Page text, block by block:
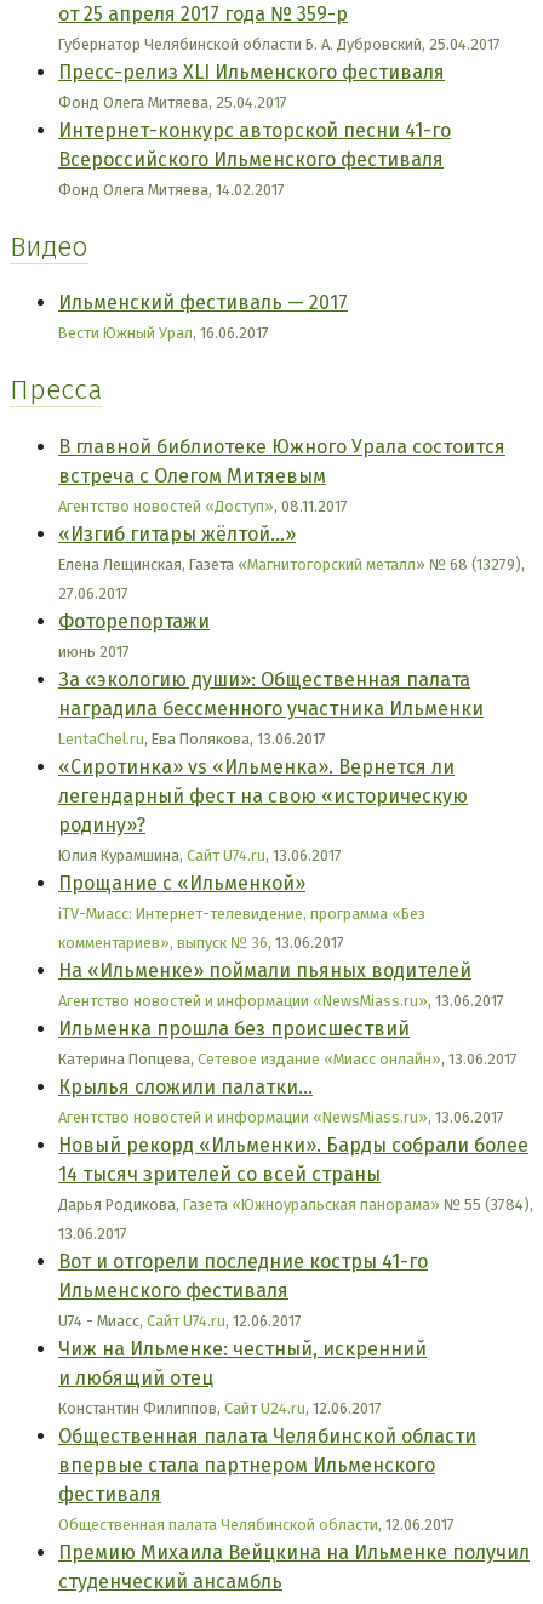
от 25 апреля 2017 года № 359-р
Губернатор Челябинской области Б. А. Дубровский, 25.04.2017
Пресс-релиз XLI Ильменского фестиваля
Фонд Олега Митяева, 25.04.2017
Интернет-конкурс авторской песни 41-го
Всероссийского Ильменского фестиваля
Фонд Олега Митяева, 14.02.2017
Видео
Ильменcкий фестиваль — 2017
Вести Южный Урал, 16.06.2017
Пресса
В главной библиотеке Южного Урала состоится
встреча с Олегом Митяевым
Агентство новостей «Доступ», 08.11.2017
«Изгиб гитары жёлтой…»
Елена Лещинская, Газета «Магнитогорский металл» № 68 (13279),
27.06.2017
Фоторепортажи
июнь 2017
За «экологию души»: Общественная палата
наградила бессменного участника Ильменки
LentaChel.ru, Ева Полякова, 13.06.2017
«Сиротинка» vs «Ильменка». Вернется ли
легендарный фест на свою «историческую
родину»?
Юлия Курамшина, Сайт U74.ru, 13.06.2017
Прощание с «Ильменкой»
iTV-Миасс: Интернет-телевидение, программа «Без
комментариев», выпуск № 36, 13.06.2017
На «Ильменке» поймали пьяных водителей
Агентство новостей и информации «NewsMiass.ru», 13.06.2017
Ильменка прошла без происшествий
Катерина Попцева, Cетевое издание «Миасс онлайн», 13.06.2017
Крылья сложили палатки...
Агентство новостей и информации «NewsMiass.ru», 13.06.2017
Новый рекорд «Ильменки». Барды собрали более
14 тысяч зрителей со всей страны
Дарья Родикова, Газета «Южноуральская панорама» № 55 (3784),
13.06.2017
Вот и отгорели последние костры 41-го
Ильменского фестиваля
U74 - Миасс, Сайт U74.ru, 12.06.2017
Чиж на Ильменке: честный, искренний
и любящий отец
Константин Филиппов, Сайт U24.ru, 12.06.2017
Общественная палата Челябинской области
впервые стала партнером Ильменского
фестиваля
Общественная палата Челябинской области, 12.06.2017
Премию Михаила Вейцкина на Ильменке получил
студенческий ансамбль